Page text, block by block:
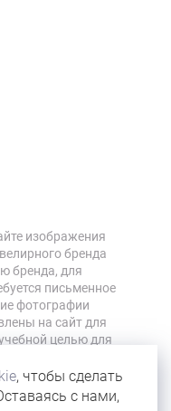
изображения
бренда
бренда, для
письменное
фотографии
на сайт для
целью для
, чтобы сделать
с нами,